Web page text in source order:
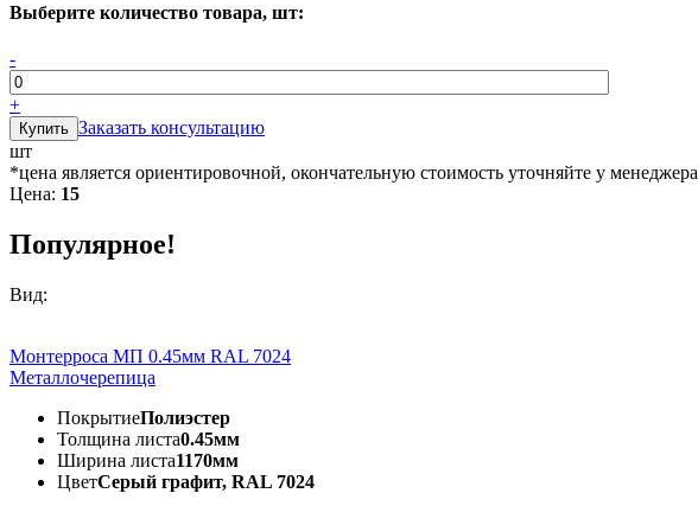
Выберите количество товара, шт:
-
+
Заказать консультацию
шт
*цена является ориентировочной, окончательную стоимость уточняйте у менеджера
Цена: 15
Популярное!
Вид:
Монтерроса МП 0.45мм RAL 7024
Металлочерепица
ПокрытиеПолиэстер
Толщина листа0.45мм
Ширина листа1170мм
ЦветСерый графит, RAL 7024